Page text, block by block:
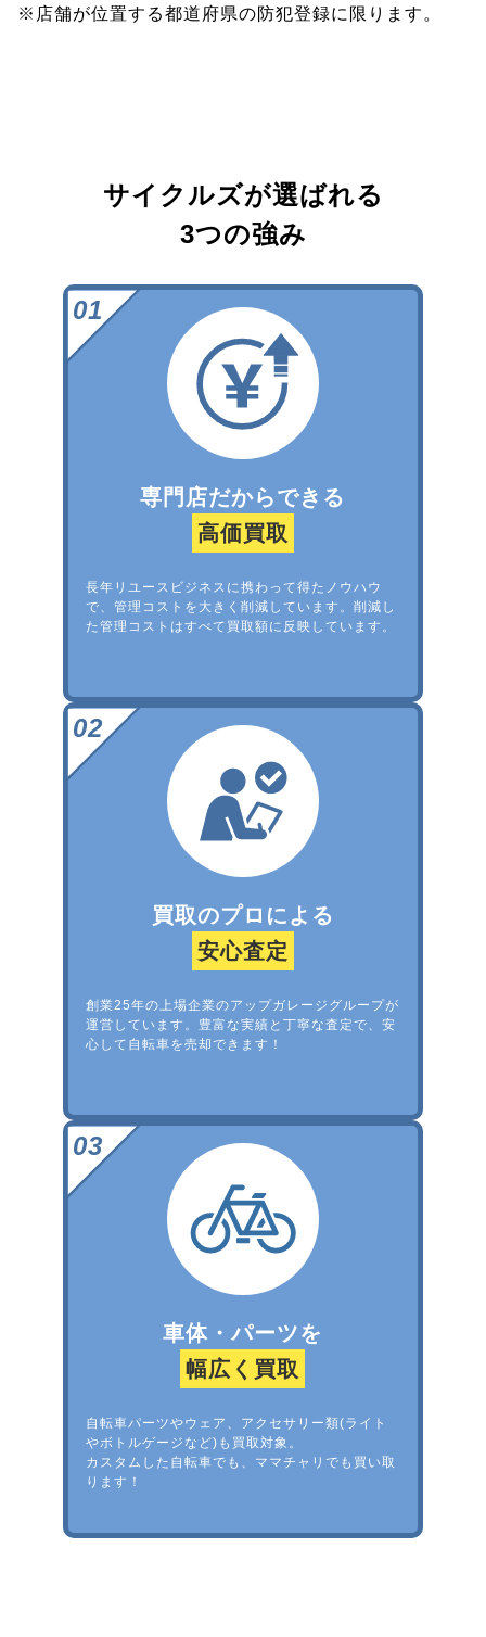
※店舗が位置する都道府県の防犯登録に限ります。
サイクルズが選ばれる
3つの強み
専門店だからできる
高価買取
長年リユースビジネスに携わって得たノウハウ
で、管理コストを大きく削減しています。削減し
た管理コストはすべて買取額に反映しています。
買取のプロによる
安心査定
創業25年の上場企業のアップガレージグループが
運営しています。豊富な実績と丁寧な査定で、安
心して自転車を売却できます！
車体・パーツを
幅広く買取
自転車パーツやウェア、アクセサリー類(ライト
やボトルゲージなど)も買取対象。
カスタムした自転車でも、ママチャリでも買い取
ります！